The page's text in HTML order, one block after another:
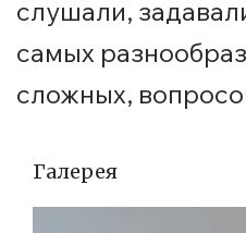
слушали,
самых
сложных,
Галерея